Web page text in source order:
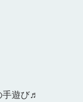
手遊び♬